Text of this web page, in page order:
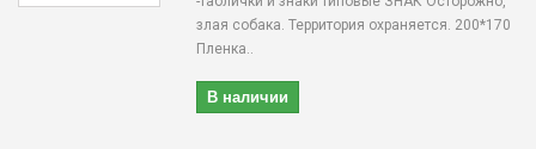
злая собака. Территория охраняется. 200*170
Пленка..
В наличии